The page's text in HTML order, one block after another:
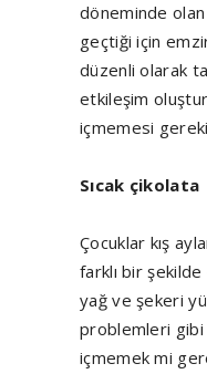
döneminde
geçtiği için
düzenli olarak
etkileşim
içmemesi
Sıcak çikolata
Çocuklar kış
farklı bir şekilde
yağ ve şekeri
problemleri gibi
içmemek mi